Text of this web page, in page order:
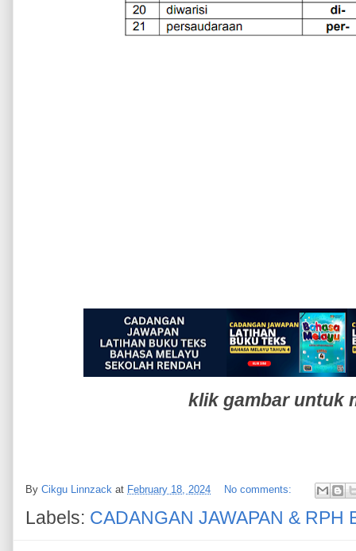
klik gambar untuk
By Cikgu Linnzack at February 18, 2024 No comments:
Labels: CADANGAN JAWAPAN & RPH